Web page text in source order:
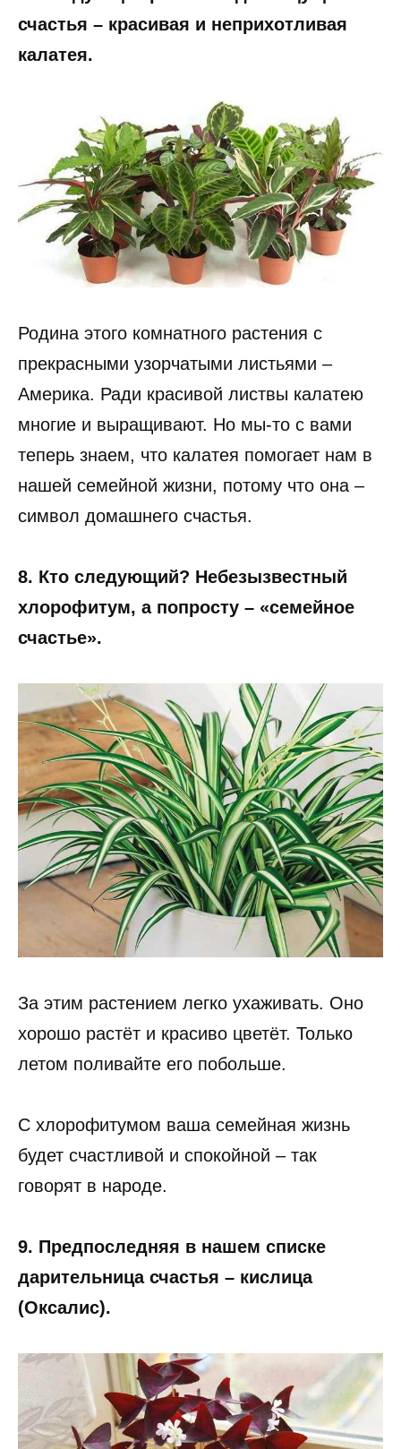
счастья – красивая и неприхотливая
калатея.
Родина этого комнатного растения с
прекрасными узорчатыми листьями –
Америка. Ради красивой листвы калатею
многие и выращивают. Но мы-то с вами
теперь знаем, что калатея помогает нам в
нашей семейной жизни, потому что она –
символ домашнего счастья.
8. Кто следующий? Небезызвестный
хлорофитум, а попросту – «семейное
счастье».
За этим растением легко ухаживать. Оно
хорошо растёт и красиво цветёт. Только
летом поливайте его побольше.
С хлорофитумом ваша семейная жизнь
будет счастливой и спокойной – так
говорят в народе.
9. Предпоследняя в нашем списке
дарительница счастья – кислица
(Оксалис).